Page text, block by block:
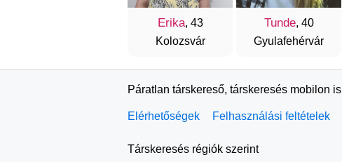
Erika, 43
Kolozsvár
Tunde, 40
Gyulafehérvár
Páratlan társkereső, társkeresés mobilon is
Elérhetőségek Felhasználási feltételek
Társkeresés régiók szerint